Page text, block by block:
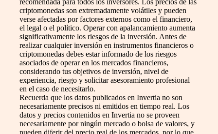
criptomonedas son extremadamente volátiles y pueden
verse afectadas por factores externos como el financiero,
el legal o el político. Operar con apalancamiento aumenta
significativamente los riesgos de la inversión. Antes de
realizar cualquier inversión en instrumentos financieros o
criptomonedas debes estar informado de los riesgos
asociados de operar en los mercados financieros,
considerando tus objetivos de inversión, nivel de
experiencia, riesgo y solicitar asesoramiento profesional
en el caso de necesitarlo.
Recuerda que los datos publicados en Invertia no son
necesariamente precisos ni emitidos en tiempo real. Los
datos y precios contenidos en Invertia no se proveen
necesariamente por ningún mercado o bolsa de valores, y
pueden diferir del precio real de los mercados, por lo que